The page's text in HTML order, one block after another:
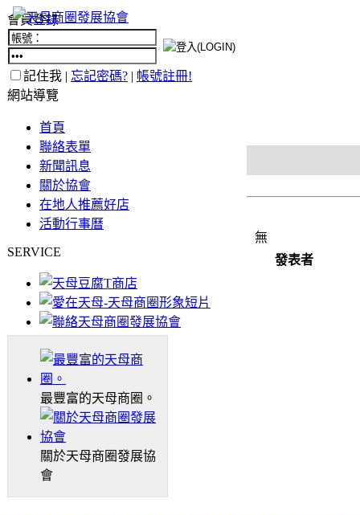
會員登錄
記住我 | 忘記密碼? | 帳號註冊!
網站導覽
首頁
聯絡表單
新聞訊息
關於協會
在地人推薦好店
活動行事曆
SERVICE
最豐富的天母商圈。
關於天母商圈發展協
會
無
發表者